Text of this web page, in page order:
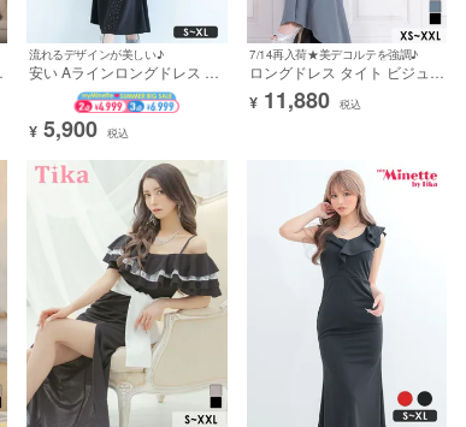
流れるデザインが美しい♪
安い Aラインロングドレス ホ
ステス シンプル 大人 上品 背
中魅せ 胸元カバー マーメイド
ワンショルダー (せいせい着
用)
¥ 5,900 税込
7/14再入荷★美デコルテを強調♪
ロングドレス タイト ビジュー
キラキラ ホルターネック スト
レッチ 胸元カバー 水色 ブル
¥ 11,880 税込